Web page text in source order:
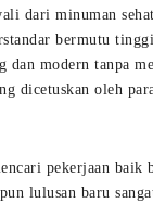
dari minuman
bermutu
dan modern tanpa
dicetuskan oleh
pekerjaan baik
lulusan baru